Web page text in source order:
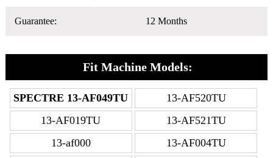
Guarantee: 12 Months
Fit Machine Models:
SPECTRE 13-AF049TU
13-AF520TU
13-AF019TU
13-AF521TU
13-af000
13-AF004TU